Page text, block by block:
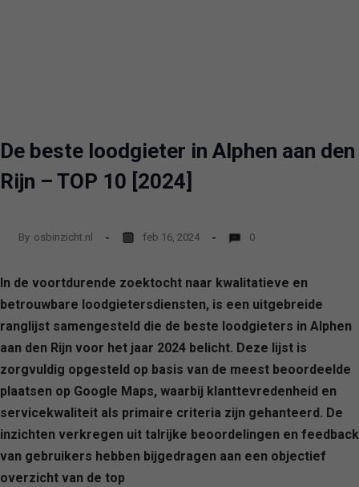
De beste loodgieter in Alphen aan den
Rijn – TOP 10 [2024]
By osbinzicht.nl feb 16, 2024 0
In de voortdurende zoektocht naar kwalitatieve en
betrouwbare loodgietersdiensten, is een uitgebreide
ranglijst samengesteld die de beste loodgieters in Alphen
aan den Rijn voor het jaar 2024 belicht. Deze lijst is
zorgvuldig opgesteld op basis van de meest beoordeelde
plaatsen op Google Maps, waarbij klanttevredenheid en
servicekwaliteit als primaire criteria zijn gehanteerd. De
inzichten verkregen uit talrijke beoordelingen en feedback
van gebruikers hebben bijgedragen aan een objectief
overzicht van de top